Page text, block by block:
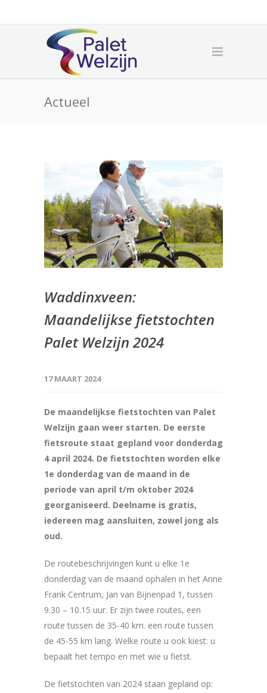
Actueel
Waddinxveen:
Maandelijkse fietstochten
Palet Welzijn 2024
17 MAART 2024
De maandelijkse fietstochten van Palet
Welzijn gaan weer starten. De eerste
fietsroute staat gepland voor donderdag
4 april 2024. De fietstochten worden elke
1e donderdag van de maand in de
periode van april t/m oktober 2024
georganiseerd. Deelname is gratis,
iedereen mag aansluiten, zowel jong als
oud.
De routebeschrijvingen kunt u elke 1e
donderdag van de maand ophalen in het Anne
Frank Centrum, Jan van Bijnenpad 1, tussen
9.30 – 10.15 uur. Er zijn twee routes, een
route tussen de 35-40 km. een route tussen
de 45-55 km lang. Welke route u ook kiest: u
bepaalt het tempo en met wie u fietst.
De fietstochten van 2024 staan gepland op: